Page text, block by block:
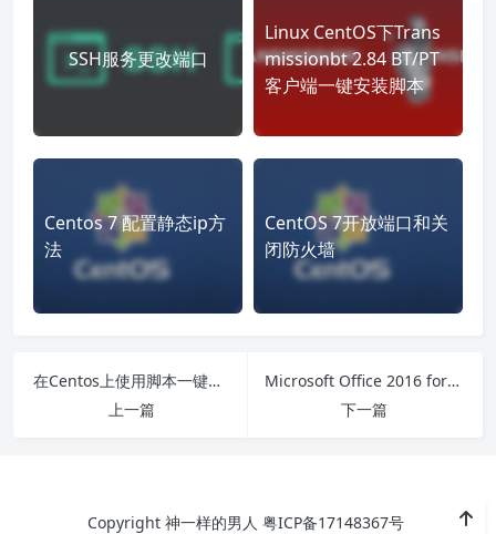
SSH服务更改端口
Linux CentOS下Trans
missionbt 2.84 BT/PT
客户端一键安装脚本
Centos 7 配置静态ip方
法
CentOS 7开放端口和关
闭防火墙
在Centos上使用脚本一键安装rtorrent+rutorrent
上一篇
Microsoft Office 2016 for Mac 16.15破解版
下一篇
Copyright 神一样的男人 粤ICP备17148367号